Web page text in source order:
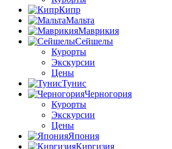
Кипр
Мальта
Маврикия
Сейшелы
Курорты
Экскурсии
Цены
Тунис
Черногория
Курорты
Экскурсии
Цены
Япония
Киргизия